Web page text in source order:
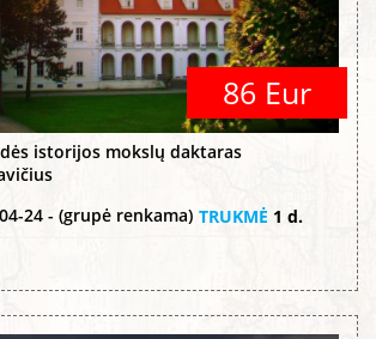
86 Eur
istorijos mokslų daktaras
24 - (grupė renkama) TRUKMĖ 1 d.